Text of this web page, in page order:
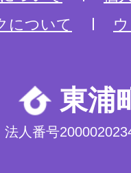
について
東浦
法人番号